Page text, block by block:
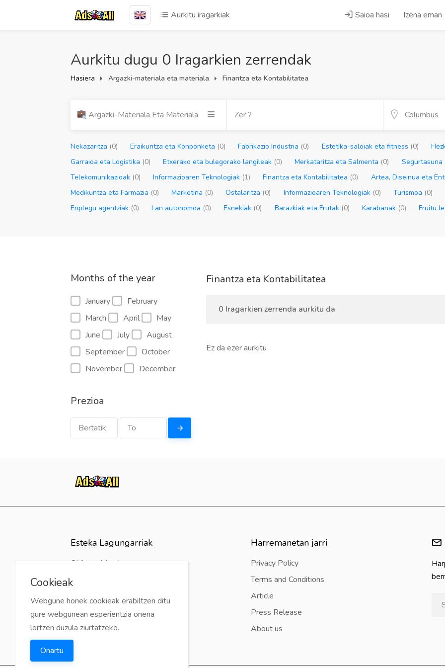
Aurkitu iragarkiak Saioa hasi Izena eman
Aurkitu dugu 0 Iragarkien zerrendak
Hasiera Argazki-materiala eta materiala Finantza eta Kontabilitatea
Argazki-Materiala Eta Materiala
Nekazaritza (0) Eraikuntza eta Konponketa (0) Fabrikazio Industria (0) Estetika-saloiak eta fitness (0)
Garraioa eta Logistika (0) Etxerako eta bulegorako langileak (0) Merkataritza eta Salmenta (0) Segurtasuna
Telekomunikazioak (0) Informazioaren Teknologiak (1) Finantza eta Kontabilitatea (0) Artea, Diseinua eta
Medikuntza eta Farmazia (0) Marketina (0) Ostalaritza (0) Informazioaren Teknologiak (0) Turismoa (0)
Enplegu agentziak (0) Lan autonomoa (0) Esnekiak (0) Barazkiak eta Frutak (0) Karabanak (0) Fruitu
Months of the year
January
February
March
April
May
June
July
August
September
October
November
December
Prezioa
Finantza eta Kontabilitatea
0 Iragarkien zerrenda aurkitu da
Ez da ezer aurkitu
Esteka Lagungarriak
Ohiko galderak
Iritzia
Harremanetan jarri
Harremanetan jarri
Privacy Policy
Terms and Conditions
Article
Press Release
About us
Cookieak
Webgune honek cookieak erabiltzen ditu
gure webgunean esperientzia onena
lortzen duzula ziurtatzeko.
Onartu